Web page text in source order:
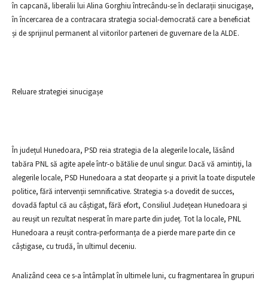
în capcană, liberalii lui Alina Gorghiu întrecându-se în declarații sinucigașe,
în încercarea de a contracara strategia social-democrată care a beneficiat
și de sprijinul permanent al viitorilor parteneri de guvernare de la ALDE.
Reluare strategiei sinucigașe
În județul Hunedoara, PSD reia strategia de la alegerile locale, lăsând
tabăra PNL să agite apele într-o bătălie de unul singur. Dacă vă amintiți, la
alegerile locale, PSD Hunedoara a stat deoparte și a privit la toate disputele
politice, fără intervenții semnificative. Strategia s-a dovedit de succes,
dovadă faptul că au câștigat, fără efort, Consiliul Județean Hunedoara și
au reușit un rezultat nesperat în mare parte din județ. Tot la locale, PNL
Hunedoara a reușit contra-performanța de a pierde mare parte din ce
câștigase, cu trudă, în ultimul deceniu.
Analizând ceea ce s-a întâmplat în ultimele luni, cu fragmentarea în grupuri